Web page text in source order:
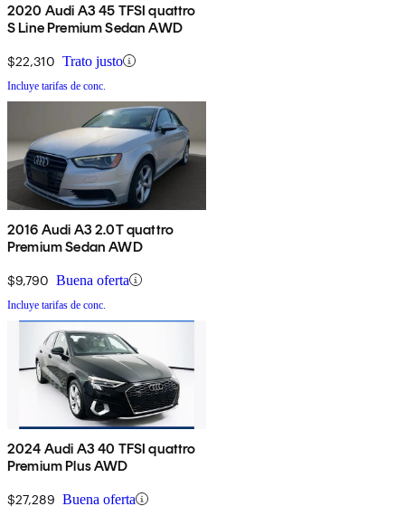
2020 Audi A3 45 TFSI quattro
S Line Premium Sedan AWD
$22,310 Trato justo
Incluye tarifas de conc.
2016 Audi A3 2.0T quattro
Premium Sedan AWD
$9,790 Buena oferta
Incluye tarifas de conc.
2024 Audi A3 40 TFSI quattro
Premium Plus AWD
$27,289 Buena oferta